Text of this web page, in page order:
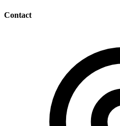
Contact